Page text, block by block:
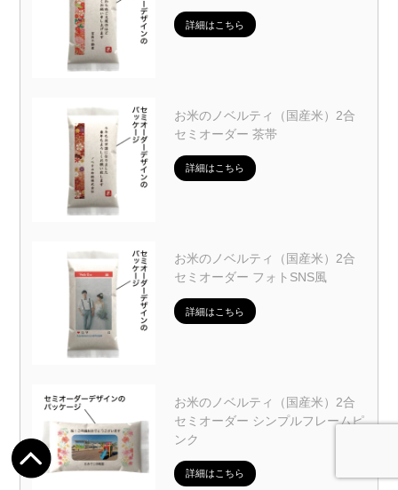
詳細はこちら
お米のノベルティ（国産米）2合
セミオーダー 茶帯
詳細はこちら
お米のノベルティ（国産米）2合
セミオーダー フォトSNS風
詳細はこちら
お米のノベルティ（国産米）2合
セミオーダー シンプルフレームピ
ンク
詳細はこちら